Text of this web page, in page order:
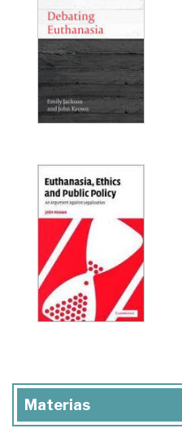
Materias